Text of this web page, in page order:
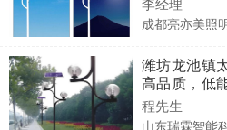
成都亮亦美照
潍坊龙池镇
高品质，低
程先生
山东瑞霖智能